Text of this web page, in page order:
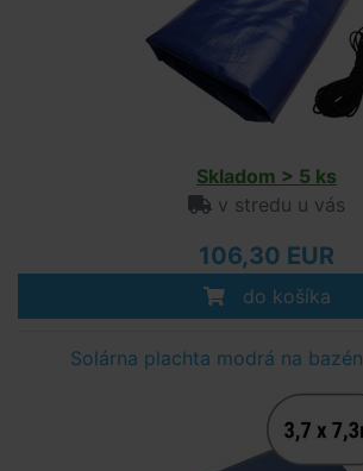
Skladom > 5 ks
v stredu u vás
106,30 EUR
do košíka
Solárna plachta modrá na